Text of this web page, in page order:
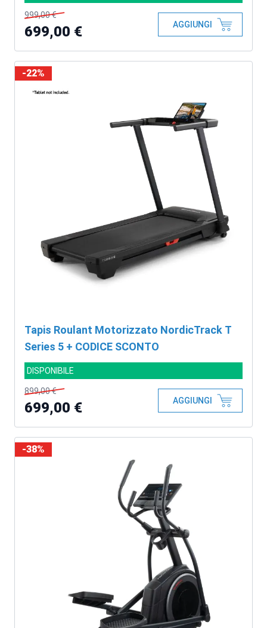
999,00 €
699,00 € AGGIUNGI
Tapis Roulant Motorizzato NordicTrack T
Series 5 + CODICE SCONTO
DISPONIBILE
-22%
899,00 €
699,00 € AGGIUNGI
-38%